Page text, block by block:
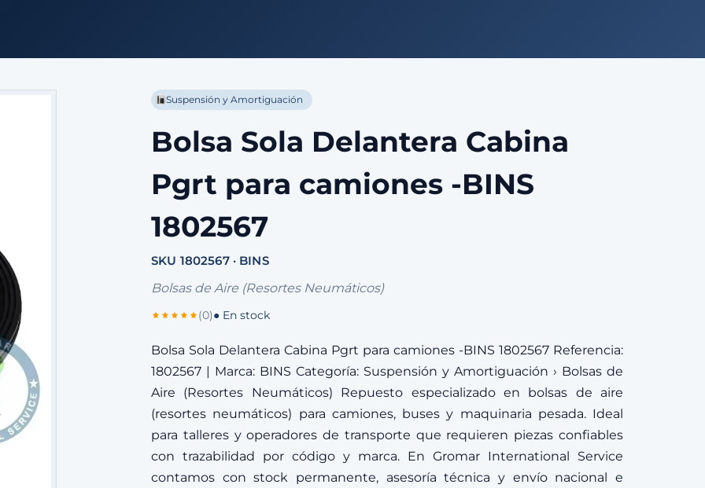
Suspensión y Amortiguación
Bolsa Sola Delantera Cabina
Pgrt para camiones -BINS
1802567
SKU 1802567 · BINS
Bolsas de Aire (Resortes Neumáticos)
(0)● En stock
Bolsa Sola Delantera Cabina Pgrt para camiones -BINS 1802567 Referencia:
1802567 | Marca: BINS Categoría: Suspensión y Amortiguación › Bolsas de
Aire (Resortes Neumáticos) Repuesto especializado en bolsas de aire
(resortes neumáticos) para camiones, buses y maquinaria pesada. Ideal
para talleres y operadores de transporte que requieren piezas confiables
con trazabilidad por código y marca. En Gromar International Service
contamos con stock permanente, asesoría técnica y envío nacional e